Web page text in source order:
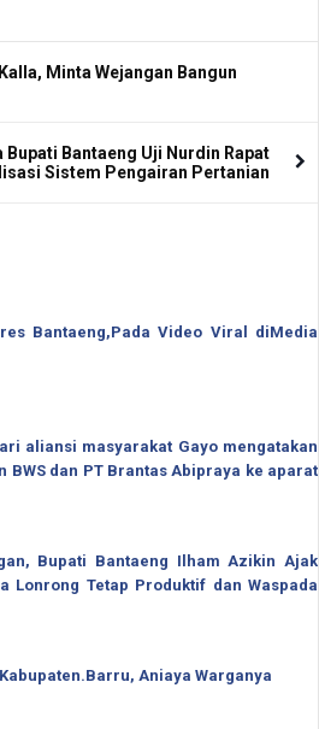
Minta Wejangan Bangun
Bantaeng Uji Nurdin Rapat
Sistem Pengairan Pertanian
Bantaeng,Pada Video Viral diMedia
aliansi masyarakat Gayo mengatakan
BWS dan PT Brantas Abipraya ke aparat
Bupati Bantaeng Ilham Azikin Ajak
Lonrong Tetap Produktif dan Waspada
Aniaya Warganya